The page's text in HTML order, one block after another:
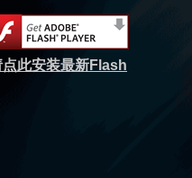
点此安装最新Flash